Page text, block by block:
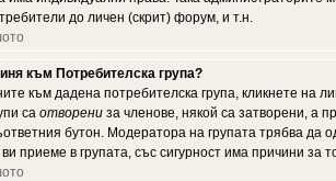
до личен (скрит) форум, и т.н.
към Потребителска група?
към дадена потребителска група, кликнете на
са отворени за членове, някой са затворени, а
бутон. Модератора на групата трябва
приеме в групата, със сигурност има причини за